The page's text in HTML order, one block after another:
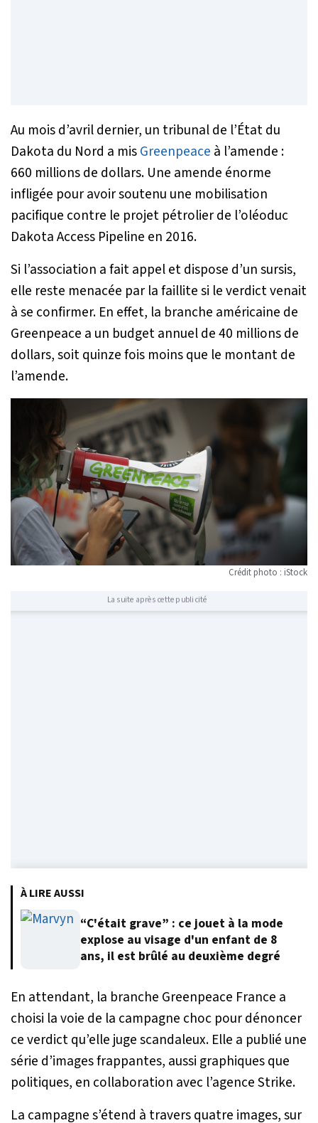
Au mois d’avril dernier, un tribunal de l’État du
Dakota du Nord a misGreenpeace à l’amende :
660 millions de dollars. Une amende énorme
infligée pour avoir soutenu une mobilisation
pacifique contre le projet pétrolier de l’oléoduc
Dakota Access Pipeline en 2016.
Si l’association a fait appel et dispose d’un sursis,
elle reste menacée par la faillite si le verdict venait
à se confirmer. En effet, la branche américaine de
Greenpeace a un budget annuel de 40 millions de
dollars, soit quinze fois moins que le montant de
l’amende.
Crédit photo : iStock
La suite après cette publicité
À LIRE AUSSI
“C'était grave” : ce jouet à la mode
explose au visage d'un enfant de 8
ans, il est brûlé au deuxième degré
En attendant, la branche Greenpeace France a
choisi la voie de la campagne choc pour dénoncer
ce verdict qu’elle juge scandaleux. Elle a publié une
série d’images frappantes, aussi graphiques que
politiques, en collaboration avec l’agence Strike.
La campagne s’étend à travers quatre images, sur